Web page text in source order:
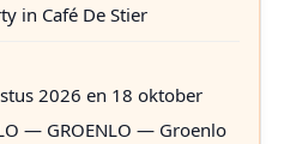
in Café De Stier
2026 en 18 oktober
— GROENLO — Groenlo